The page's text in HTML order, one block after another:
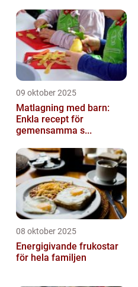
09 oktober 2025
Matlagning med barn:
Enkla recept för
gemensamma s...
08 oktober 2025
Energigivande frukostar
för hela familjen